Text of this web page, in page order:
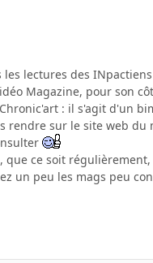
lectures des
Magazine, pour son
: il s'agit d'un
rendre sur le site web
que ce soit
un peu les mags peu